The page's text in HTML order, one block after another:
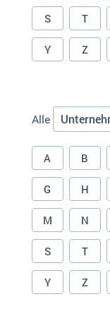
S T
Y Z
Alle
A B
G H
M N
S T
Y Z